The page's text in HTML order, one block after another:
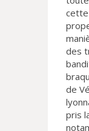
des
de
pris